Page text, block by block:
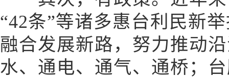
“42条”等诸多惠台利民新
融合发展新路，努力推动
水、通电、通气、通桥；